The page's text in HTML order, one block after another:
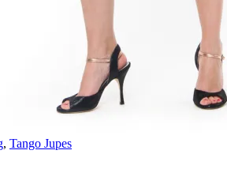
, Tango Jupes